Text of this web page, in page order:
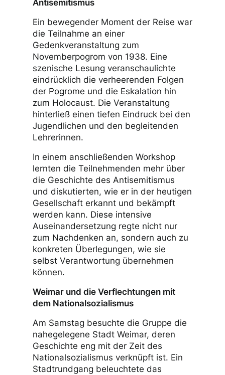
Antisemitismus
Ein bewegender Moment der Reise war
die Teilnahme an einer
Gedenkveranstaltung zum
Novemberpogrom von 1938. Eine
szenische Lesung veranschaulichte
eindrücklich die verheerenden Folgen
der Pogrome und die Eskalation hin
zum Holocaust. Die Veranstaltung
hinterließ einen tiefen Eindruck bei den
Jugendlichen und den begleitenden
Lehrerinnen.
In einem anschließenden Workshop
lernten die Teilnehmenden mehr über
die Geschichte des Antisemitismus
und diskutierten, wie er in der heutigen
Gesellschaft erkannt und bekämpft
werden kann. Diese intensive
Auseinandersetzung regte nicht nur
zum Nachdenken an, sondern auch zu
konkreten Überlegungen, wie sie
selbst Verantwortung übernehmen
können.
Weimar und die Verflechtungen mit
dem Nationalsozialismus
Am Samstag besuchte die Gruppe die
nahegelegene Stadt Weimar, deren
Geschichte eng mit der Zeit des
Nationalsozialismus verknüpft ist. Ein
Stadtrundgang beleuchtete das